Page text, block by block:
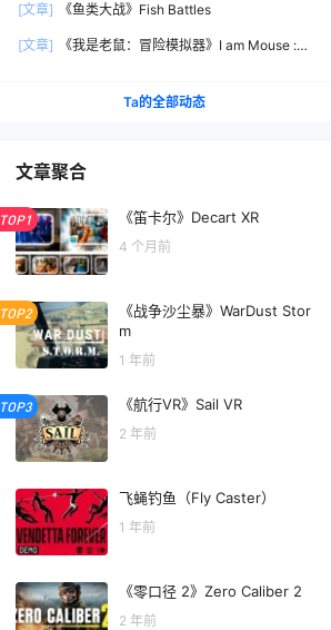
[文章] 《鱼类大战》Fish Battles
[文章]
《我是老鼠：冒险模拟器》I am Mouse :
Ta的全部动态
文章聚合
TOP1 《笛卡尔》Decart XR
4 个月前
TOP2
《战争沙尘暴》WarDust Stor
m
1 年前
TOP3 《航行VR》Sail VR
2 年前
飞蝇钓鱼（Fly Caster）
1 年前
《零口径 2》Zero Caliber 2
2 年前